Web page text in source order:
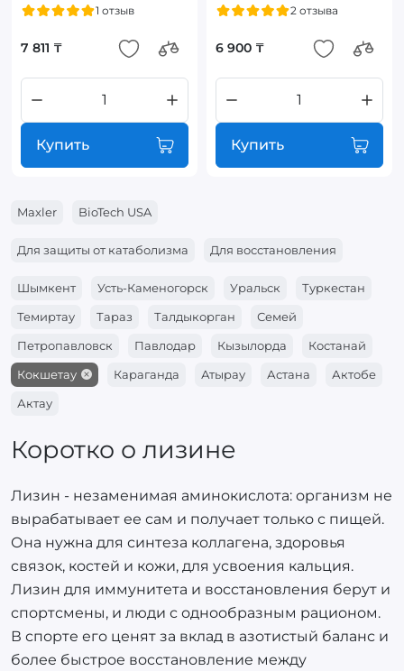
1 отзыв
7 811 ₸
Купить
2 отзыва
6 900 ₸
Купить
Maxler BioTech USA
Для защиты от катаболизма Для восстановления
Шымкент Усть-Каменогорск Уральск
Туркестан
Темиртау
Тараз Талдыкорган
Семей
Петропавловск
Павлодар Кызылорда
Костанай
Кокшетау
Караганда Атырау Астана
Актобе
Актау
Коротко о лизине
Лизин - незаменимая аминокислота: организм не
вырабатывает ее сам и получает только с пищей.
Она нужна для синтеза коллагена, здоровья
связок, костей и кожи, для усвоения кальция.
Лизин для иммунитета и восстановления берут и
спортсмены, и люди с однообразным рационом.
В спорте его ценят за вклад в азотистый баланс и
более быстрое восстановление между